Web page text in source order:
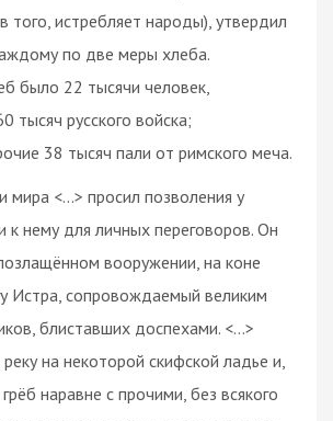
того, истребляет народы), утвердил
по две меры хлеба.
было 22 тысячи человек,
тысяч русского войска;
38 тысяч пали от римского меча.
мира <…> просил позволения у
к нему для личных переговоров. Он
вооружении, на коне
Истра, сопровождаемый великим
блиставших доспехами. <…>
на некоторой скифской ладье и,
наравне с прочими, без всякого